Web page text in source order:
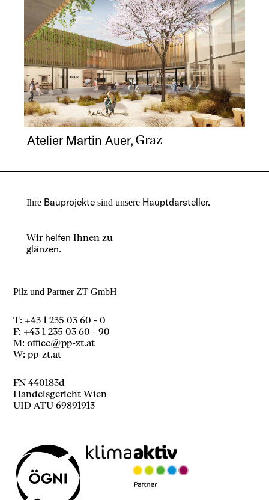
Atelier Martin Auer,- Graz
Ihre Bauprojekte sind unsere Hauptdarsteller.
Wir helfen Ihnen zu
glänzen.
Pilz und Partner ZT GmbH
T: +43 1 235 03 60 - 0
F: +43 1 235 03 60 - 90
M:office@pp-zt.at
W:pp-zt.at
FN 440183d
Handelsgericht Wien
UID ATU 69891913